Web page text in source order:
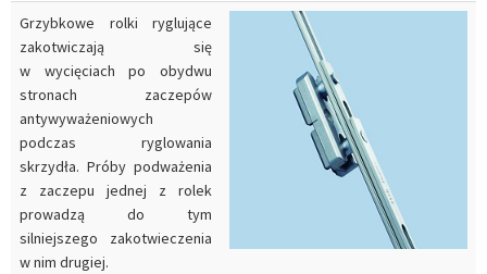
Grzybkowe rolki ryglujące
zakotwiczają się
w wycięciach po obydwu
stronach zaczepów
antywyważeniowych
podczas ryglowania
skrzydła. Próby podważenia
z zaczepu jednej z rolek
prowadzą do tym
silniejszego zakotwieczenia
w nim drugiej.